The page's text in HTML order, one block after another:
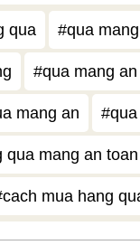
qua #qua mang
#qua mang an
mang an
qua mang an toan
mua hang